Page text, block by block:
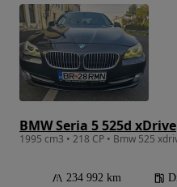
BMW Seria 5 525d xDrive
1995 cm3 • 218 CP • Bmw 525
234 992 km